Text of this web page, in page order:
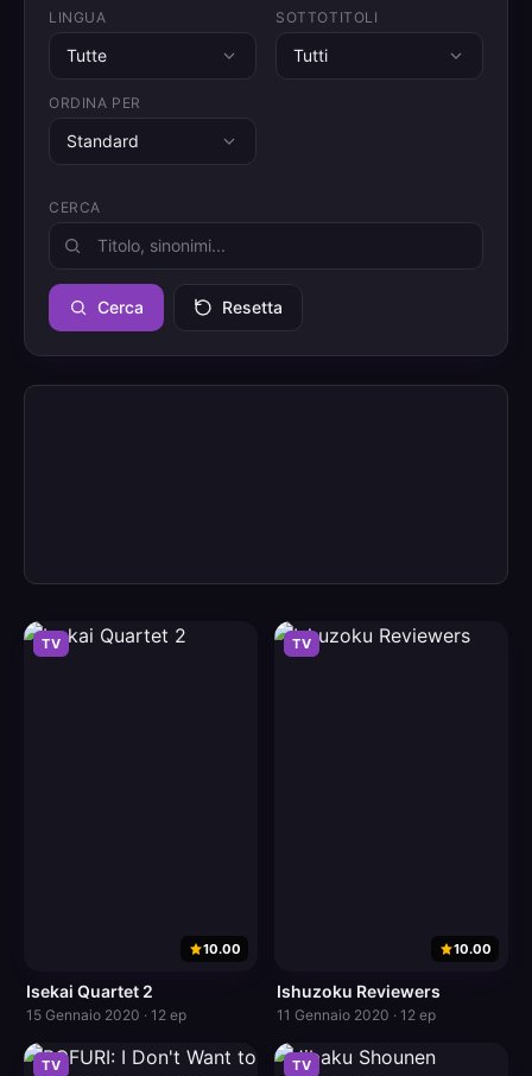
LINGUA
Tutte
SOTTOTITOLI
Tutti
ORDINA PER
Standard
CERCA
Cerca Resetta
TV
10.00
Isekai Quartet 2
15 Gennaio 2020 · 12 ep
TV
10.00
Ishuzoku Reviewers
11 Gennaio 2020 · 12 ep
TV TV